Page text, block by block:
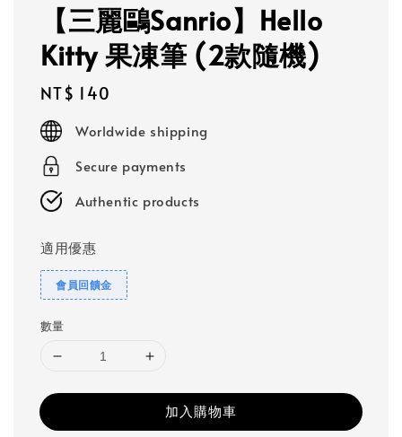
【三麗鷗Sanrio】Hello
Kitty 果凍筆 (2款隨機)
Regular
price
NT$ 140
Worldwide shipping
Secure payments
Authentic products
適用優惠
會員回饋金
數量
加入購物車